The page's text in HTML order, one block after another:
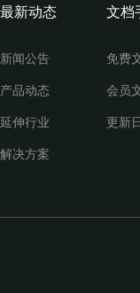
最新动态
新闻公告
产品动态
延伸行业
解决方案
文档
免费
会员
更新